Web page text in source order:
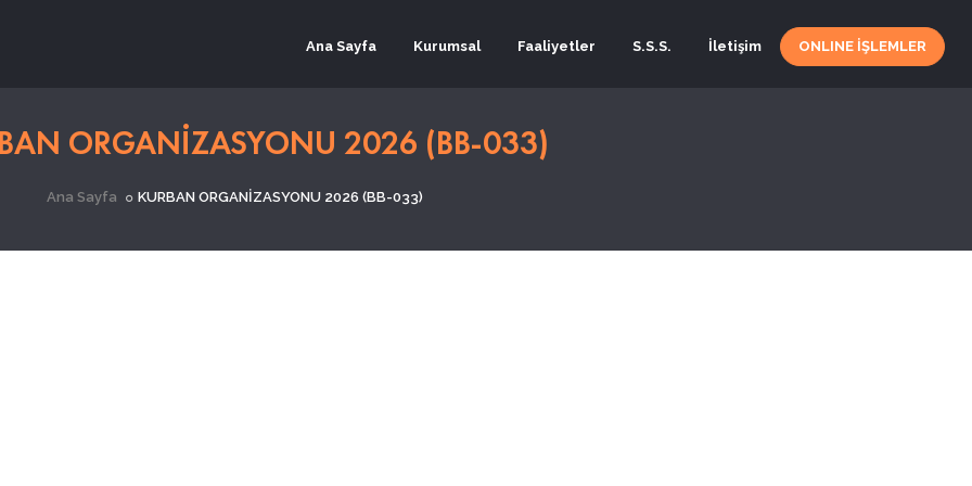
Ana Sayfa Kurumsal Faaliyetler S.S.S. İletişim ONLINE İŞLEMLER
ORGANİZASYONU 2026 (BB-033)
Ana Sayfa KURBAN ORGANİZASYONU 2026 (BB-033)